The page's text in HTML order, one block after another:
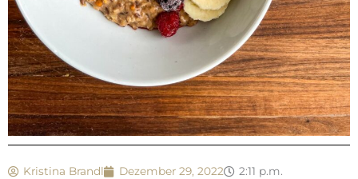
Kristina Brandl Dezember 29, 2022 2:11 p.m.